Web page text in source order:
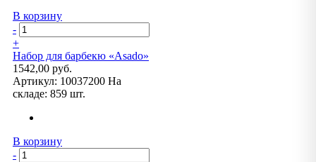
В корзину
-
+
Набор для барбекю «Asado»
1542,00 руб.
Артикул: 10037200 На
складе: 859 шт.
В корзину
-